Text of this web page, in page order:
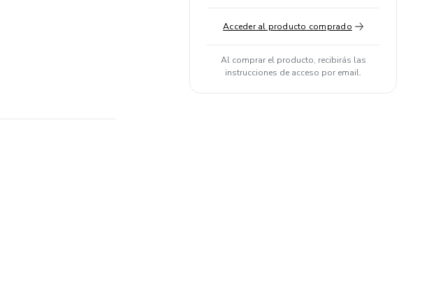
Acceder al producto comprado
Al comprar el producto, recibirás las
instrucciones de acceso por email.